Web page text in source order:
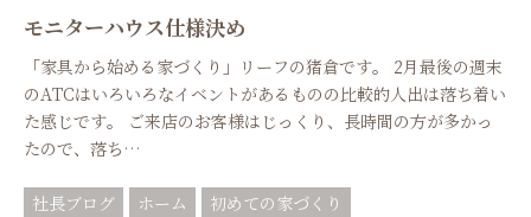
モニターハウス仕様決め
「家具から始める家づくり」リーフの猪倉です。 2月最後の週末
のATCはいろいろなイベントがあるものの比較的人出は落ち着い
た感じです。 ご来店のお客様はじっくり、長時間の方が多かっ
たので、落ち…
社長ブログ ホーム 初めての家づくり